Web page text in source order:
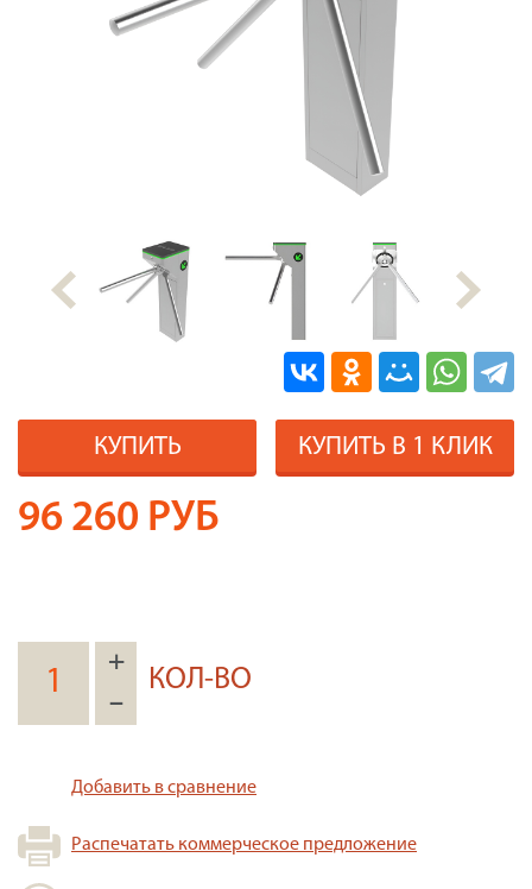
КУПИТЬ КУПИТЬ В 1 КЛИК
96 260 РУБ
+
–
КОЛ-ВО
Добавить в сравнение
Распечатать коммерческое предложение